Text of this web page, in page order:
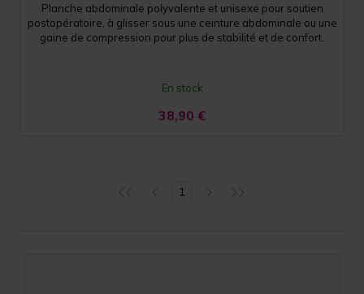
Planche abdominale polyvalente et unisexe pour soutien
postopératoire, à glisser sous une ceinture abdominale ou une
gaine de compression pour plus de stabilité et de confort.
En stock
38,90 €
1